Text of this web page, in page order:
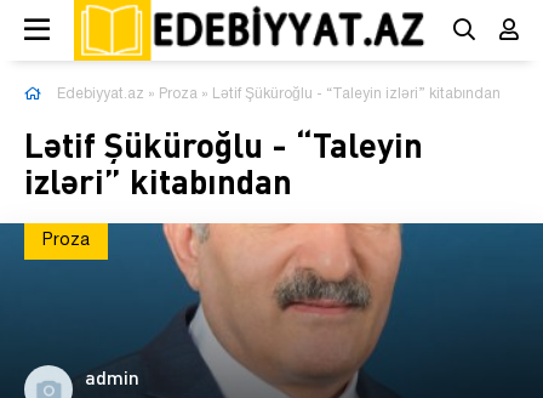
Edebiyyat.az » Proza » Lətif Şüküroğlu - “Taleyin izləri” kitabından
Lətif Şüküroğlu - “Taleyin
izləri” kitabından
Proza
admin